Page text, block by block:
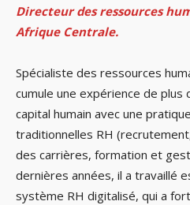
Directeur des ressources
Afrique Centrale.
Spécialiste des ressources
cumule une expérience de plus
capital humain avec une
traditionnelles RH
des carrières, formation et
dernières années, il a travaillé
système RH digitalisé, qui a